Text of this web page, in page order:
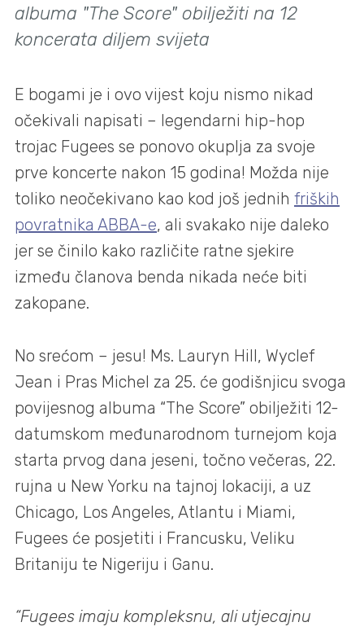
albuma "The Score" obilježiti na 12
koncerata diljem svijeta
E bogami je i ovo vijest koju nismo nikad
očekivali napisati – legendarni hip-hop
trojac Fugees se ponovo okuplja za svoje
prve koncerte nakon 15 godina! Možda nije
toliko neočekivano kao kod još jednih friških
povratnika ABBA-e, ali svakako nije daleko
jer se činilo kako različite ratne sjekire
između članova benda nikada neće biti
zakopane.
No srećom – jesu! Ms. Lauryn Hill, Wyclef
Jean i Pras Michel za 25. će godišnjicu svoga
povijesnog albuma “The Score” obilježiti 12-
datumskom međunarodnom turnejom koja
starta prvog dana jeseni, točno večeras, 22.
rujna u New Yorku na tajnoj lokaciji, a uz
Chicago, Los Angeles, Atlantu i Miami,
Fugees će posjetiti i Francusku, Veliku
Britaniju te Nigeriju i Ganu.
“Fugees imaju kompleksnu, ali utjecajnu